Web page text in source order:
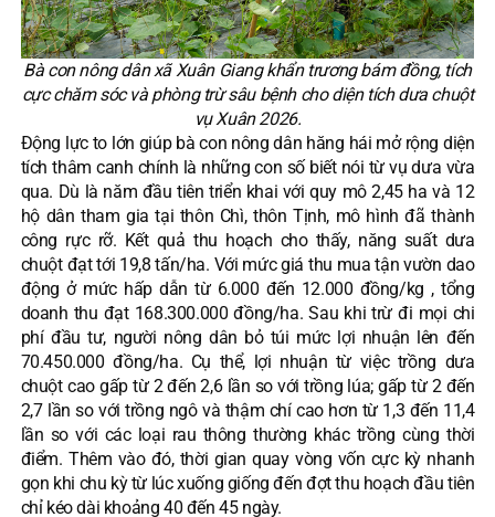
Bà con nông dân xã Xuân Giang khẩn trương bám đồng, tích
cực chăm sóc và phòng trừ sâu bệnh cho diện tích dưa chuột
vụ Xuân 2026.
Động lực to lớn giúp bà con nông dân hăng hái mở rộng diện
tích thâm canh chính là những con số biết nói từ vụ dưa vừa
qua. Dù là năm đầu tiên triển khai với quy mô 2,45 ha và 12
hộ dân tham gia tại thôn Chì, thôn Tịnh, mô hình đã thành
công rực rỡ. Kết quả thu hoạch cho thấy, năng suất dưa
chuột đạt tới 19,8 tấn/ha. Với mức giá thu mua tận vườn dao
động ở mức hấp dẫn từ 6.000 đến 12.000 đồng/kg , tổng
doanh thu đạt 168.300.000 đồng/ha. Sau khi trừ đi mọi chi
phí đầu tư, người nông dân bỏ túi mức lợi nhuận lên đến
70.450.000 đồng/ha. Cụ thể, lợi nhuận từ việc trồng dưa
chuột cao gấp từ 2 đến 2,6 lần so với trồng lúa; gấp từ 2 đến
2,7 lần so với trồng ngô và thậm chí cao hơn từ 1,3 đến 11,4
lần so với các loại rau thông thường khác trồng cùng thời
điểm. Thêm vào đó, thời gian quay vòng vốn cực kỳ nhanh
gọn khi chu kỳ từ lúc xuống giống đến đợt thu hoạch đầu tiên
chỉ kéo dài khoảng 40 đến 45 ngày.